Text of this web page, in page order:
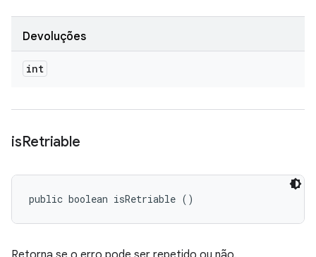
Devoluções
int
isRetriable
public boolean isRetriable ()